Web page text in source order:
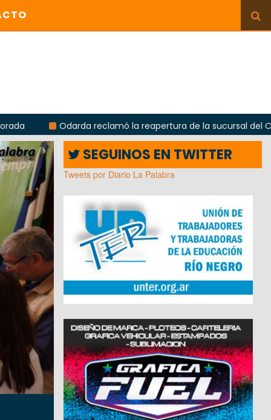
reclamó la reapertura de la sucursal del Correo
SEGUINOS EN TWITTER
Tweets por Diario La Palabra